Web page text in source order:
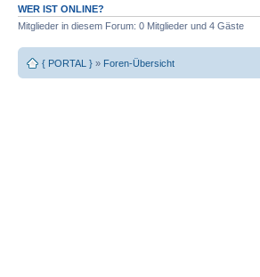
WER IST ONLINE?
Mitglieder in diesem Forum: 0 Mitglieder und 4 Gäste
{ PORTAL } » Foren-Übersicht